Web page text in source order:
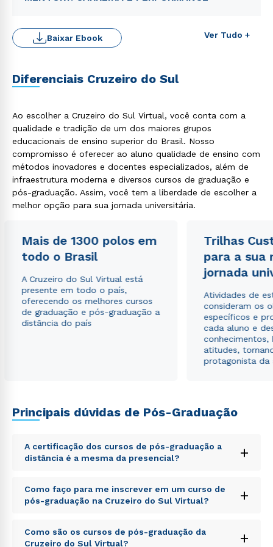
Ver Tudo +
Baixar Ebook
Diferenciais Cruzeiro do Sul
Ao escolher a Cruzeiro do Sul Virtual, você conta com a
qualidade e tradição de um dos maiores grupos
educacionais de ensino superior do Brasil. Nosso
compromisso é oferecer ao aluno qualidade de ensino com
métodos inovadores e docentes especializados, além de
infraestrutura moderna e diversos cursos de graduação e
pós-graduação. Assim, você tem a liberdade de escolher a
melhor opção para sua jornada universitária.
Mais de 1300 polos em
todo o Brasil
A Cruzeiro do Sul Virtual está
presente em todo o país,
oferecendo os melhores cursos
de graduação e pós-graduação a
distância do país
Trilhas
para a sua
jornada
Atividades de
consideram os
específicos e
cada aluno e
conhecimentos,
atitudes,
protagonista da
Principais dúvidas de Pós-Graduação
A certificação dos cursos de pós-graduação a
distância é a mesma da presencial?
+
Sed ut perspiciatis unde omnis iste natus error sit
voluptatem accusantium doloremque laudantium,
totam rem aperiam, eaque ipsa quae ab illo inventore
explicabo. Nemo enim ipsam voluptatem quia
voluptas sit aspernatur aut odit aut fugit, sed quia
Como faço para me inscrever em um curso de
pós-graduação na Cruzeiro do Sul Virtual?
+
Sed ut perspiciatis unde omnis iste natus error sit
voluptatem accusantium doloremque laudantium,
Como são os cursos de pós-graduação da
Cruzeiro do Sul Virtual?
+
Rápido e fácil
WhatsApp
ou
Estou de acordo com a
autorizo que meus dados sejam utilizados para o